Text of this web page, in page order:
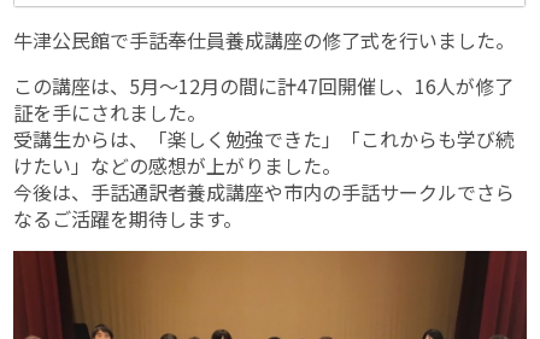
牛津公民館で手話奉仕員養成講座の修了式を行いました。
この講座は、5月～12月の間に計47回開催し、16人が修了
証を手にされました。
受講生からは、「楽しく勉強できた」「これからも学び続
けたい」などの感想が上がりました。
今後は、手話通訳者養成講座や市内の手話サークルでさら
なるご活躍を期待します。